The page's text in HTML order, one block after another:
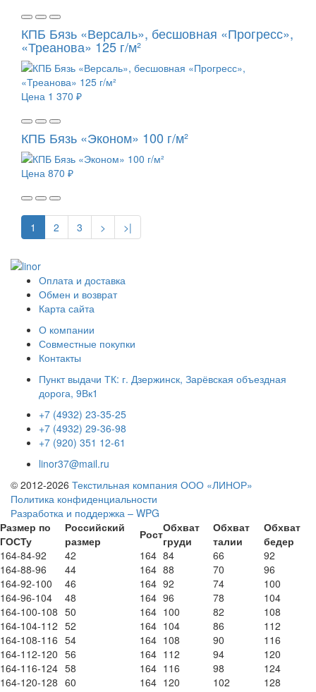
КПБ Бязь «Версаль», бесшовная «Прогресс»,
«Треанова» 125 г/м²
Цена 1 370 ₽
КПБ Бязь «Эконом» 100 г/м²
Цена 870 ₽
1 2 3 > >|
Оплата и доставка
Обмен и возврат
Карта сайта
О компании
Совместные покупки
Контакты
Пункт выдачи ТК: г. Дзержинск, Зарёвская объездная
дорога, 9Вк1
+7 (4932) 23-35-25
+7 (4932) 29-36-98
+7 (920) 351 12-61
linor37@mail.ru
© 2012-2026 Текстильная компания ООО «ЛИНОР»
Политика конфиденциальности
Разработка и поддержка – WPG
Размер по
ГОСТу
Российский
размер
РостОбхват
груди
Обхват
талии
Обхват
бедер
164-84-92
42 164 84 66
92
164-88-96
44 164 88 70
96
164-92-100
46 164 92 74
100
164-96-104
48 164 96 78
104
164-100-108 50 164 100 82
108
164-104-112 52 164 104 86
112
164-108-116 54 164 108 90
116
164-112-120 56 164 112 94
120
164-116-124 58 164 116 98
124
164-120-128 60 164 120 102
128